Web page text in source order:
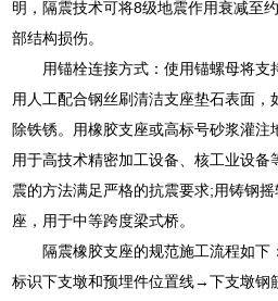
明，隔震技术可将8级地震作用衰减至
部结构损伤。
用锚栓连接方式：使用锚螺母将支
用人工配合钢丝刷清洁支座垫石表面
除铁锈。用橡胶支座或高标号砂浆灌注
用于高技术精密加工设备、核工业设
震的方法满足严格的抗震要求;用铸钢
座，用于中等跨度梁式桥。
隔震橡胶支座的规范施工流程如
标识下支墩和预埋件位置线→下支墩